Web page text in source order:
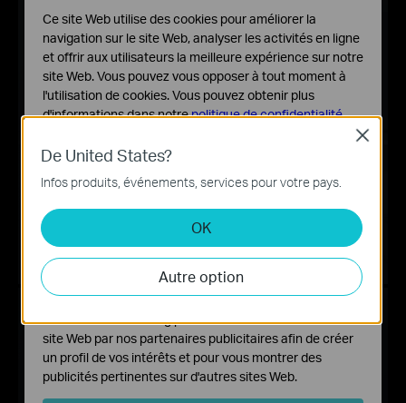
De United States?
Infos produits, événements, services pour votre pays.
OK
Autre option
Close
Ce site Web utilise des cookies pour améliorer la
navigation sur le site Web, analyser les activités en ligne
et offrir aux utilisateurs la meilleure expérience sur notre
site Web. Vous pouvez vous opposer à tout moment à
l'utilisation de cookies. Vous pouvez obtenir plus
d'informations dans notrepolitique de confidentialité.
Ces cookies sont nécessaires au fonctionnement du
site Web et ne peuvent pas être désactivés dans vos
Cookies d'analyse et marketing
Les cookies d'analyse nous permettent d'analyser vos
activités sur notre site Web pour améliorer et ajuster les
fonctionnalités de notre site Web.
Les cookies marketing peuvent être définis via notre
site Web par nos partenaires publicitaires afin de créer
un profil de vos intérêts et pour vous montrer des
publicités pertinentes sur d'autres sites Web.